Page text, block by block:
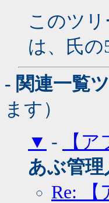
このツ
は、氏
- 関連一覧
ます）
▼ -
【
あぶ管理
Re: